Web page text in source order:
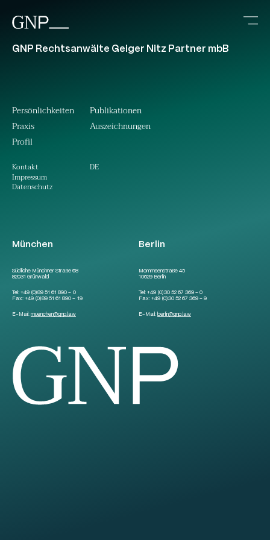
GNP Rechtsanwälte Geiger Nitz Partner mbB
München
Südliche Münchner Straße 68
82031 Grünwald
Tel:+49 (0)89 51 61 890 – 0
Fax:+49 (0)89 51 61 890 – 19
E-Mail:muenchen@gnp.law
Berlin
Mommsenstraße 45
10629 Berlin
Tel: +49 (0)30 52 67 369 – 0
Fax: +49 (0)30 52 67 369 – 9
E-Mail: berlin@gnp.law
Persönlichkeiten
Praxis
Profil
Kontakt
Impressum
Datenschutz
Publikationen
Auszeichnungen
DE